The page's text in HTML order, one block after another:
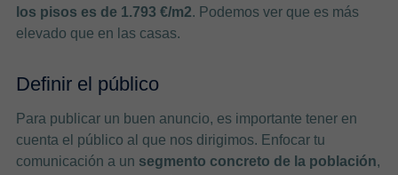
los pisos es de 1.793 €/m2. Podemos ver que es más
elevado que en las casas.
Definir el público
Para publicar un buen anuncio, es importante tener en
cuenta el público al que nos dirigimos. Enfocar tu
comunicación a un segmento concreto de la población,